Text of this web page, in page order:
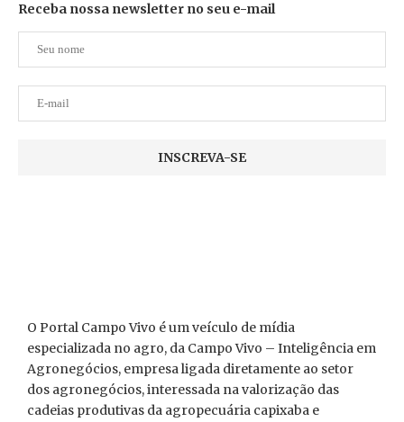
Receba nossa newsletter no seu e-mail
O Portal Campo Vivo é um veículo de mídia
especializada no agro, da Campo Vivo – Inteligência em
Agronegócios, empresa ligada diretamente ao setor
dos agronegócios, interessada na valorização das
cadeias produtivas da agropecuária capixaba e